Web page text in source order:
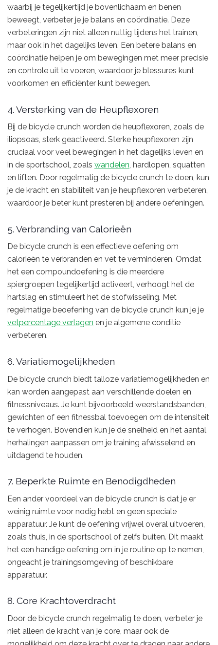
waarbij je tegelijkertijd je bovenlichaam en benen
beweegt, verbeter je je balans en coördinatie. Deze
verbeteringen zijn niet alleen nuttig tijdens het trainen,
maar ook in het dagelijks leven. Een betere balans en
coördinatie helpen je om bewegingen met meer precisie
en controle uit te voeren, waardoor je blessures kunt
voorkomen en efficiënter kunt bewegen.
4. Versterking van de Heupflexoren
Bij de bicycle crunch worden de heupflexoren, zoals de
iliopsoas, sterk geactiveerd. Sterke heupflexoren zijn
cruciaal voor veel bewegingen in het dagelijks leven en
in de sportschool, zoals wandelen, hardlopen, squatten
en liften. Door regelmatig de bicycle crunch te doen, kun
je de kracht en stabiliteit van je heupflexoren verbeteren,
waardoor je beter kunt presteren bij andere oefeningen.
5. Verbranding van Calorieën
De bicycle crunch is een effectieve oefening om
calorieën te verbranden en vet te verminderen. Omdat
het een compoundoefening is die meerdere
spiergroepen tegelijkertijd activeert, verhoogt het de
hartslag en stimuleert het de stofwisseling. Met
regelmatige beoefening van de bicycle crunch kun je je
vetpercentage verlagen en je algemene conditie
verbeteren.
6. Variatiemogelijkheden
De bicycle crunch biedt talloze variatiemogelijkheden en
kan worden aangepast aan verschillende doelen en
fitnessniveaus. Je kunt bijvoorbeeld weerstandsbanden,
gewichten of een fitnessbal toevoegen om de intensiteit
te verhogen. Bovendien kun je de snelheid en het aantal
herhalingen aanpassen om je training afwisselend en
uitdagend te houden.
7. Beperkte Ruimte en Benodigdheden
Een ander voordeel van de bicycle crunch is dat je er
weinig ruimte voor nodig hebt en geen speciale
apparatuur. Je kunt de oefening vrijwel overal uitvoeren,
zoals thuis, in de sportschool of zelfs buiten. Dit maakt
het een handige oefening om in je routine op te nemen,
ongeacht je trainingsomgeving of beschikbare
apparatuur.
8. Core Krachtoverdracht
Door de bicycle crunch regelmatig te doen, verbeter je
niet alleen de kracht van je core, maar ook de